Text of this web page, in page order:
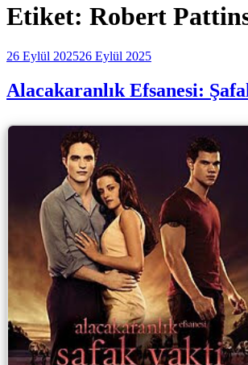
Etiket: Robert
Yayım
26 Eylül 202526 Eylül 2025
Alacakaranlık Efsanesi:
Yazı
sayfalandırması